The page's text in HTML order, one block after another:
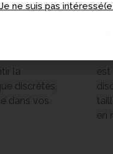
une
la
discrètes,
dans vos
est
en
Je ne suis pas